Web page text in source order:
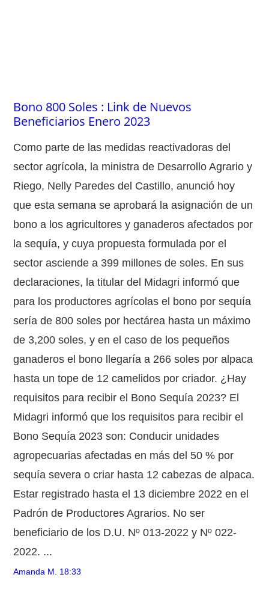
Bono 800 Soles : Link de Nuevos
Beneficiarios Enero 2023
Como parte de las medidas reactivadoras del
sector agrícola, la ministra de Desarrollo Agrario y
Riego, Nelly Paredes del Castillo, anunció hoy
que esta semana se aprobará la asignación de un
bono a los agricultores y ganaderos afectados por
la sequía, y cuya propuesta formulada por el
sector asciende a 399 millones de soles. En sus
declaraciones, la titular del Midagri informó que
para los productores agrícolas el bono por sequía
sería de 800 soles por hectárea hasta un máximo
de 3,200 soles, y en el caso de los pequeños
ganaderos el bono llegaría a 266 soles por alpaca
hasta un tope de 12 camelidos por criador. ¿Hay
requisitos para recibir el Bono Sequía 2023? El
Midagri informó que los requisitos para recibir el
Bono Sequía 2023 son: Conducir unidades
agropecuarias afectadas en más del 50 % por
sequía severa o criar hasta 12 cabezas de alpaca.
Estar registrado hasta el 13 diciembre 2022 en el
Padrón de Productores Agrarios. No ser
beneficiario de los D.U. Nº 013-2022 y Nº 022-
2022. ...
Amanda M. 18:33